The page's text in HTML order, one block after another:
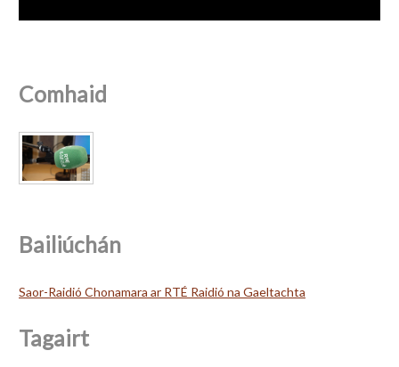
Comhaid
Bailiúchán
Saor-Raidió Chonamara ar RTÉ Raidió na Gaeltachta
Tagairt